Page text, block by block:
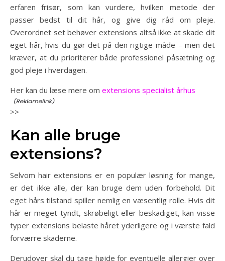
erfaren frisør, som kan vurdere, hvilken metode der
passer bedst til dit hår, og give dig råd om pleje.
Overordnet set behøver extensions altså ikke at skade dit
eget hår, hvis du gør det på den rigtige måde – men det
kræver, at du prioriterer både professionel påsætning og
god pleje i hverdagen.
Her kan du læse mere om extensions specialist århus
>>
Kan alle bruge
extensions?
Selvom hair extensions er en populær løsning for mange,
er det ikke alle, der kan bruge dem uden forbehold. Dit
eget hårs tilstand spiller nemlig en væsentlig rolle. Hvis dit
hår er meget tyndt, skrøbeligt eller beskadiget, kan visse
typer extensions belaste håret yderligere og i værste fald
forværre skaderne.
Derudover skal du tage højde for eventuelle allergier over